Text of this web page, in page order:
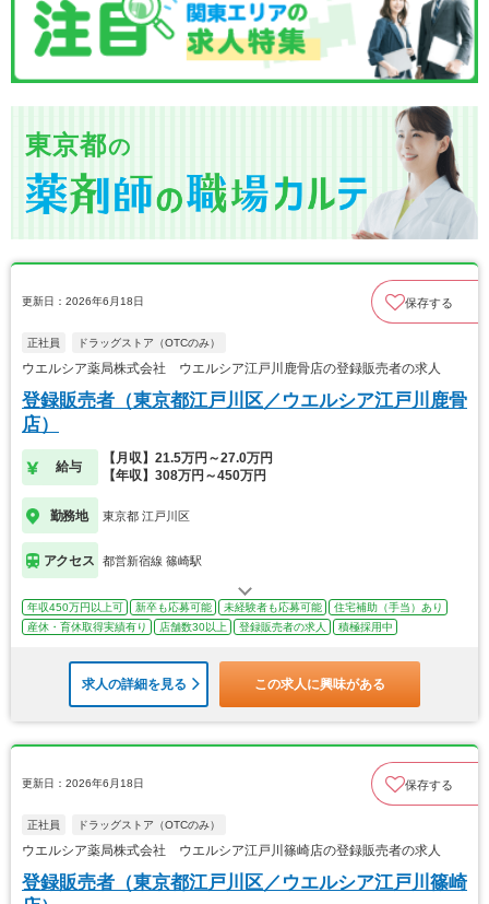
東京都の
更新日：2026年6月18日 保存する
正社員 ドラッグストア（OTCのみ）
ウエルシア薬局株式会社 ウエルシア江戸川鹿骨店の登録販売者の求人
登録販売者（東京都江戸川区／ウエルシア江戸川鹿骨
店）
給与
【月収】21.5万円～27.0万円
【年収】308万円～450万円
勤務地 東京都 江戸川区
アクセス 都営新宿線 篠崎駅
年収450万円以上可 新卒も応募可能 未経験者も応募可能
住宅補助（手当）あり
産休・育休取得実績有り
店舗数30以上 登録販売者の求人 積極採用中
求人の詳細を見る この求人に興味がある
更新日：2026年6月18日 保存する
正社員 ドラッグストア（OTCのみ）
ウエルシア薬局株式会社 ウエルシア江戸川篠崎店の登録販売者の求人
登録販売者（東京都江戸川区／ウエルシア江戸川篠崎